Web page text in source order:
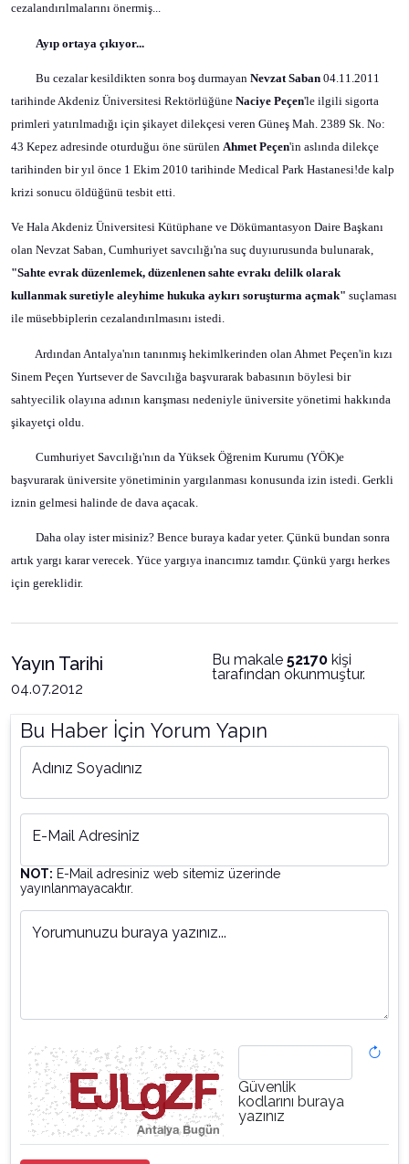
cezalandırılmalarını önermiş...
Ayıp ortaya çıkıyor...
Bu cezalar kesildikten sonra boş durmayan Nevzat Saban 04.11.2011
tarihinde Akdeniz Üniversitesi Rektörlüğüne Naciye Peçen'le ilgili sigorta
primleri yatırılmadığı için şikayet dilekçesi veren Güneş Mah. 2389 Sk. No:
43 Kepez adresinde oturduğuı öne sürülen Ahmet Peçen'in aslında dilekçe
tarihinden bir yıl önce 1 Ekim 2010 tarihinde Medical Park Hastanesi!de kalp
krizi sonucu öldüğünü tesbit etti.
Ve Hala Akdeniz Üniversitesi Kütüphane ve Dökümantasyon Daire Başkanı
olan Nevzat Saban, Cumhuriyet savcılığı'na suç duyıurusunda bulunarak,
"Sahte evrak düzenlemek, düzenlenen sahte evrakı delilk olarak
kullanmak suretiyle aleyhime hukuka aykırı soruşturma açmak" suçlaması
ile müsebbiplerin cezalandırılmasını istedi.
Ardından Antalya'nın tanınmış hekimlkerinden olan Ahmet Peçen'in kızı
Sinem Peçen Yurtsever de Savcılığa başvurarak babasının böylesi bir
sahtyecilik olayına adının karışması nedeniyle üniversite yönetimi hakkında
şikayetçi oldu.
Cumhuriyet Savcılığı'nın da Yüksek Öğrenim Kurumu (YÖK)e
başvurarak üniversite yönetiminin yargılanması konusunda izin istedi. Gerkli
iznin gelmesi halinde de dava açacak.
Daha olay ister misiniz? Bence buraya kadar yeter. Çünkü bundan sonra
artık yargı karar verecek. Yüce yargıya inancımız tamdır. Çünkü yargı herkes
için gereklidir.
Yayın Tarihi
04.07.2012
Bu makale 52170 kişi
tarafından okunmuştur.
Bu Haber İçin Yorum Yapın
Adınız Soyadınız
E-Mail Adresiniz
NOT: E-Mail adresiniz web sitemiz üzerinde
yayınlanmayacaktır.
Yorumunuzu buraya yazınız...
Güvenlik
kodlarını buraya
yazınız